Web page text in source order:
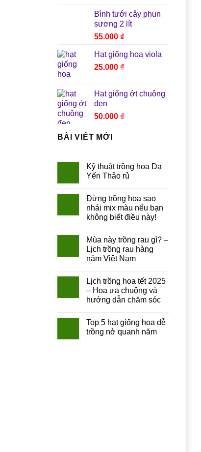
Bình tưới cây phun
sương 2 lít
55.000 ₫
Hạt giống hoa viola
25.000 ₫
Hạt giống ớt chuông
đen
50.000 ₫
BÀI VIẾT MỚI
Kỹ thuật trồng hoa Dạ
Yến Thảo rủ
Đừng trồng hoa sao
nhái mix màu nếu bạn
không biết điều này!
Mùa này trồng rau gì? –
Lịch trồng rau hàng
năm Việt Nam
Lịch trồng hoa tết 2025
– Hoa ưa chuộng và
hướng dẫn chăm sóc
Top 5 hạt giống hoa dễ
trồng nở quanh năm